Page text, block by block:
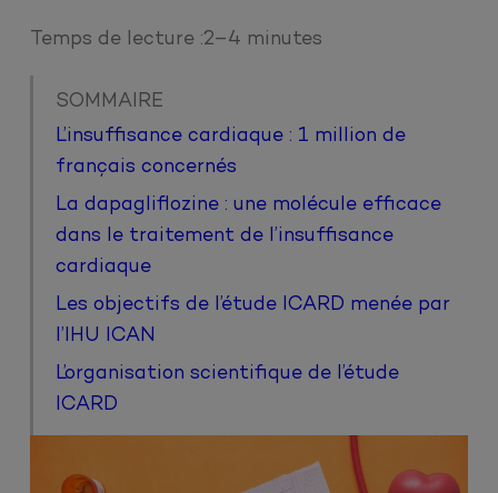
Temps de lecture :2–4 minutes
SOMMAIRE
L’insuffisance cardiaque : 1 million de
français concernés
La dapagliflozine : une molécule efficace
dans le traitement de l’insuffisance
cardiaque
Les objectifs de l’étude ICARD menée par
l’IHU ICAN
L’organisation scientifique de l’étude
ICARD